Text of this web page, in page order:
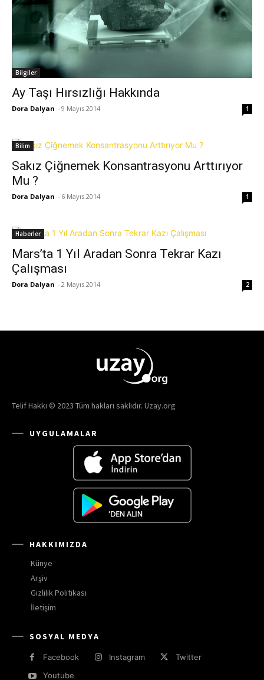
Bilgiler
Ay Taşı Hırsızlığı Hakkında
Dora Dalyan - 9 Mayıs 2014 1
Bilim
Sakız Çiğnemek Konsantrasyonu Arttırıyor
Mu ?
Dora Dalyan - 6 Mayıs 2014 1
Haberler
Mars’ta 1 Yıl Aradan Sonra Tekrar Kazı
Çalışması
Dora Dalyan - 2 Mayıs 2014 2
Telif Hakkı © 2023 Tüm hakları saklıdır. Uzay.org
UYGULAMALAR
HAKKIMIZDA
Künye
Arşiv
Gizlilik Politikası
İletişim
SOSYAL MEDYA
Facebook Instagram
Twitter
Youtube